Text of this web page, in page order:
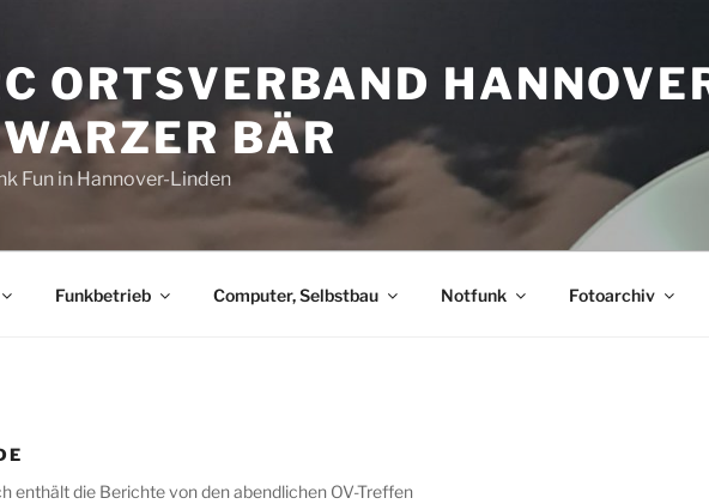
ORTSVERBAND
BÄR
Fun in Hannover-Linden
Funkbetrieb Computer, Selbstbau Notfunk Fotoarchiv
enthält die Berichte von den abendlichen OV-Treffen